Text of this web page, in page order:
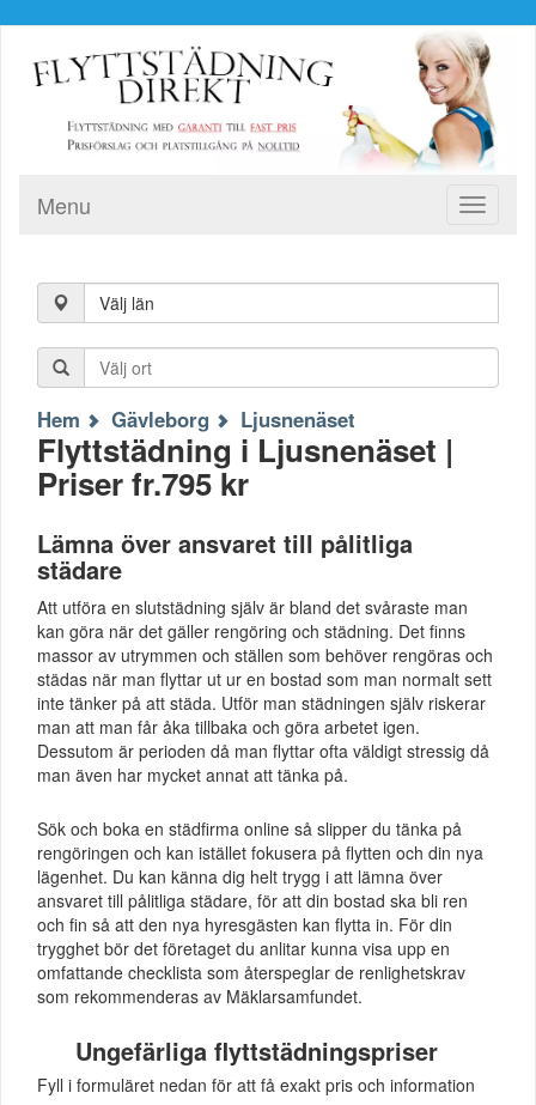
Toggle
Menu
Välj län
Hem Gävleborg Ljusnenäset
Flyttstädning i Ljusnenäset |
Priser fr.795 kr
Lämna över ansvaret till pålitliga
städare
Att utföra en slutstädning själv är bland det svåraste man
kan göra när det gäller rengöring och städning. Det finns
massor av utrymmen och ställen som behöver rengöras och
städas när man flyttar ut ur en bostad som man normalt sett
inte tänker på att städa. Utför man städningen själv riskerar
man att man får åka tillbaka och göra arbetet igen.
Dessutom är perioden då man flyttar ofta väldigt stressig då
man även har mycket annat att tänka på.
Sök och boka en städfirma online så slipper du tänka på
rengöringen och kan istället fokusera på flytten och din nya
lägenhet. Du kan känna dig helt trygg i att lämna över
ansvaret till pålitliga städare, för att din bostad ska bli ren
och fin så att den nya hyresgästen kan flytta in. För din
trygghet bör det företaget du anlitar kunna visa upp en
omfattande checklista som återspeglar de renlighetskrav
som rekommenderas av Mäklarsamfundet.
Ungefärliga flyttstädningspriser
Fyll i formuläret nedan för att få exakt pris och information